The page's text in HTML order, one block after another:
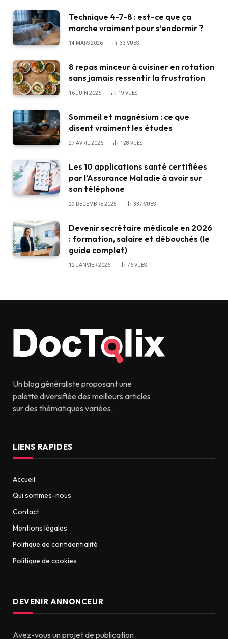
Technique 4-7-8 : est-ce que ça
marche vraiment pour s’endormir ?
14 MARS 2026 33 VUES
8 repas minceur à cuisiner en rotation
sans jamais ressentir la frustration
16 JUIN 2026 19 VUES
Sommeil et magnésium : ce que
disent vraiment les études
27 AVRIL 2026 128 VUES
Les 10 applications santé certifiées
par l’Assurance Maladie à avoir sur
son téléphone
29 DÉCEMBRE 2025 337 VUES
Devenir secrétaire médicale en 2026
: formation, salaire et débouchés (le
guide complet)
12 JANVIER 2026 76VUES
Un blog généraliste proposant une
palette diversifiée des meilleurs articles
sur des thématiques variées.
LIENS RAPIDES
Accueil
Qui sommes-nous
Contact
Mentions légales
Politique de confidentialité
Politique de cookies
DEVENIR ANNONCEUR
Avez-vous un projet de publication